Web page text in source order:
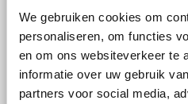
We gebruiken cookies om
personaliseren, om functies
en om ons websiteverkeer te
informatie over uw gebruik
partners voor social media,